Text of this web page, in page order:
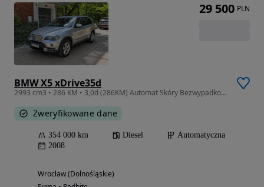
BMW X5 xDrive35d
2993 cm3 • 286 KM • 3,0d (286KM) Automat Skóry Bezwypadkowy
Zweryfikowane dane
354 000 km Diesel
Automatyczna
2008
Wrocław (Dolnośląskie)
29 500 PLN